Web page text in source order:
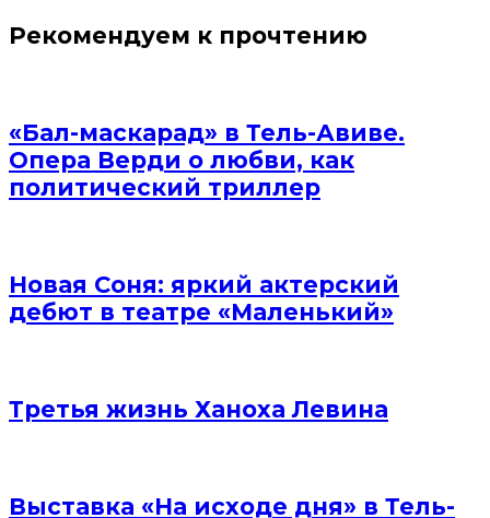
Рекомендуем к прочтению
«Бал-маскарад» в Тель-Авиве.
Опера Верди о любви, как
политический триллер
Новая Соня: яркий актерский
дебют в театре «Маленький»
Третья жизнь Ханоха Левина
Выставка «На исходе дня» в Тель-